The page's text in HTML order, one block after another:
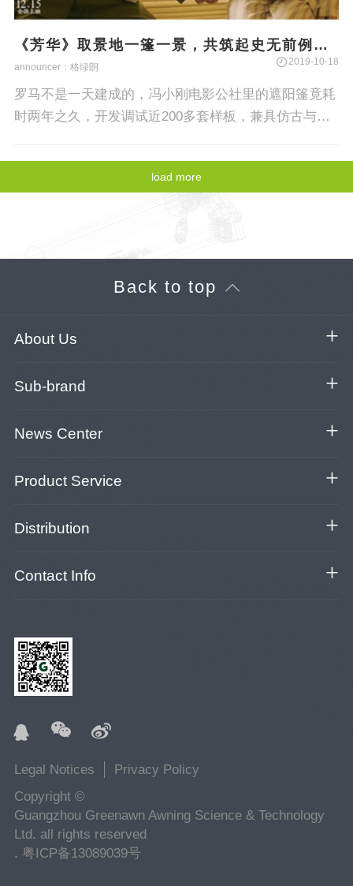
《芳华》取景地一篷一景，共筑起史无前例的
冯小刚电影公社
announcer：格绿朗 2019-10-18
罗马不是一天建成的，冯小刚电影公社里的遮阳篷竟耗
时两年之久，开发调试近200多套样板，兼具仿古与现
家极具创新富有活力的企业
load more
Back to top
About Us
Sub-brand
News Center
Product Service
Distribution
Contact Info
Legal Notices
Privacy Policy
Copyright ©
Guangzhou Greenawn Awning Science & Technology
Ltd. all rights reserved
. 粤ICP备13089039号